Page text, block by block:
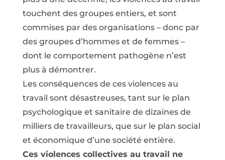
touchent des groupes entiers, et sont
commises par des organisations – donc par
des groupes d’hommes et de femmes –
dont le comportement pathogène n’est
plus à démontrer.
Les conséquences de ces violences au
travail sont désastreuses, tant sur le plan
psychologique et sanitaire de dizaines de
milliers de travailleurs, que sur le plan social
et économique d’une société entière.
Ces violences collectives au travail ne